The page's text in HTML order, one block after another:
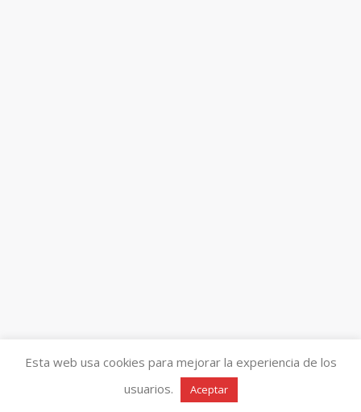
Esta web usa cookies para mejorar la experiencia de los
usuarios.
Aceptar